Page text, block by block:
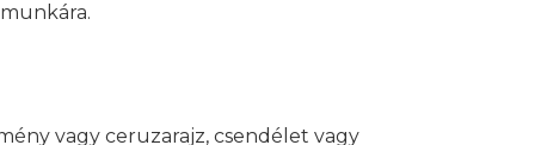
vagy ceruzarajz, csendélet vagy